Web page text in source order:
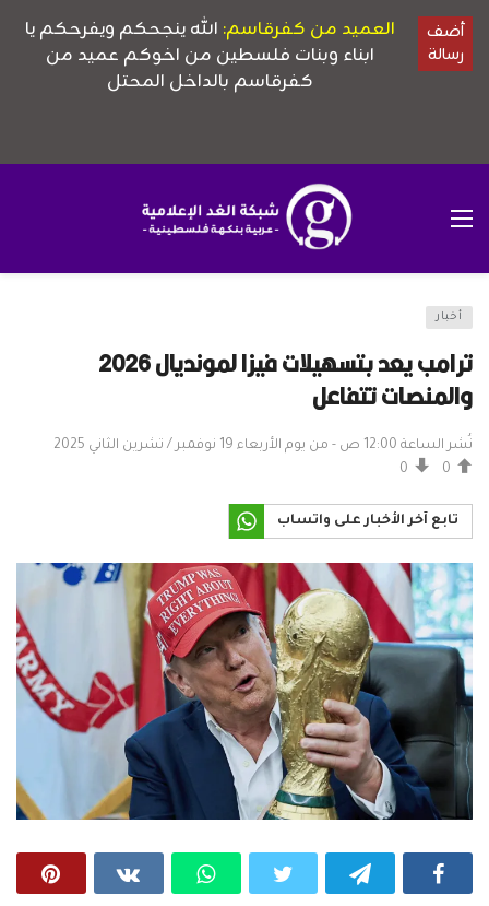
أخبار
ترامب يعد بتسهيلات فيزا لمونديال 2026
والمنصات تتفاعل
نُشر الساعة 12:00 ص - من يوم الأربعاء 19 نوفمبر / تشرين الثاني 2025
0
0
تابع آخر الأخبار على واتساب